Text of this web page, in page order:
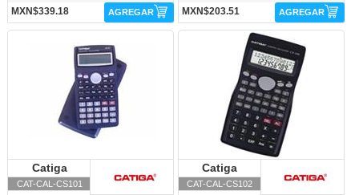
MXN$339.18 AGREGAR MXN$203.51 AGREGAR
Catiga
CAT-CAL-CS101
CAT-CAL-CS102-Catiga
Catiga
CAT-CAL-CS102